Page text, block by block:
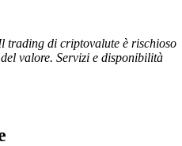
trading di criptovalute è rischioso
valore. Servizi e disponibilità